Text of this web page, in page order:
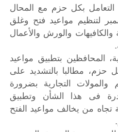
بكل حزم مع المحال
بداية من 1 ديسمبر لتنظيم مواعيد فتح وغلق
والورش والأعمال
المحافظين بتطبيق مواعيد
حزم، مطالبا بالتشديد على
التجارية بضرورة
فى هذا الشأن وتطبيق
تجاه من يخالف مواعيد الفتح